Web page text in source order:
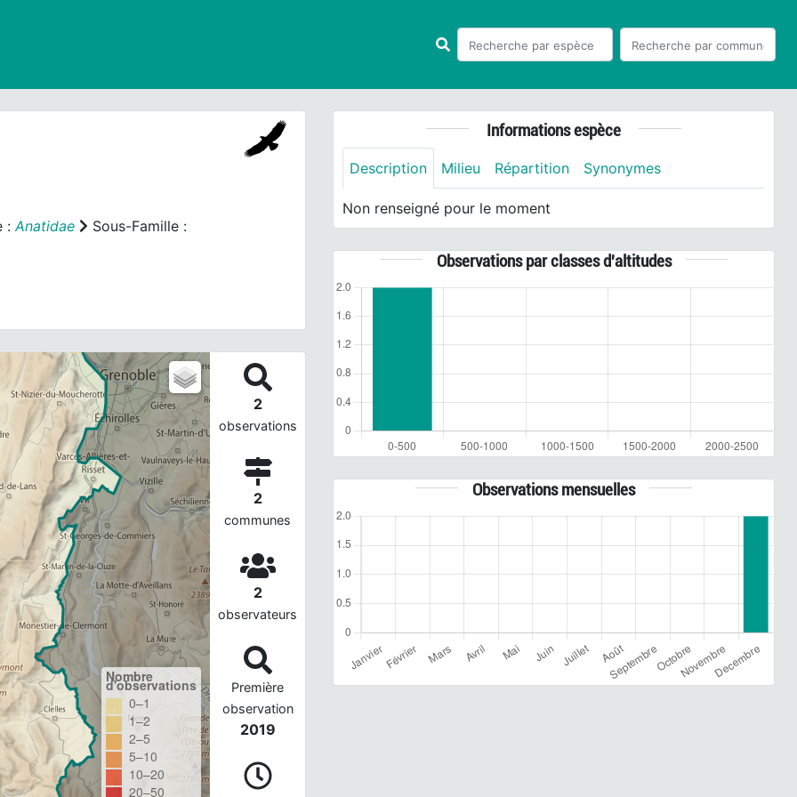
:Anatidae Sous-Famille :
Nombre
d'observations
0–1
1–2
2–5
5–10
10–20
20–50
2
observations
2
communes
2
observateurs
Première
observation
2019
Informations espèce
Description Milieu Répartition Synonymes
Non renseigné pour le moment
Observations par classes d'altitudes
Observations mensuelles